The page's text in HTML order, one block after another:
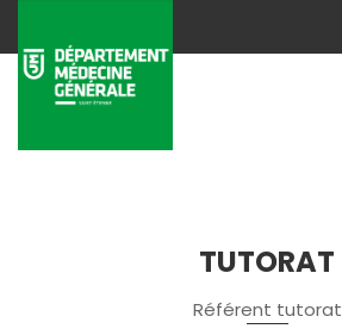
TUTORAT
Référent tutorat